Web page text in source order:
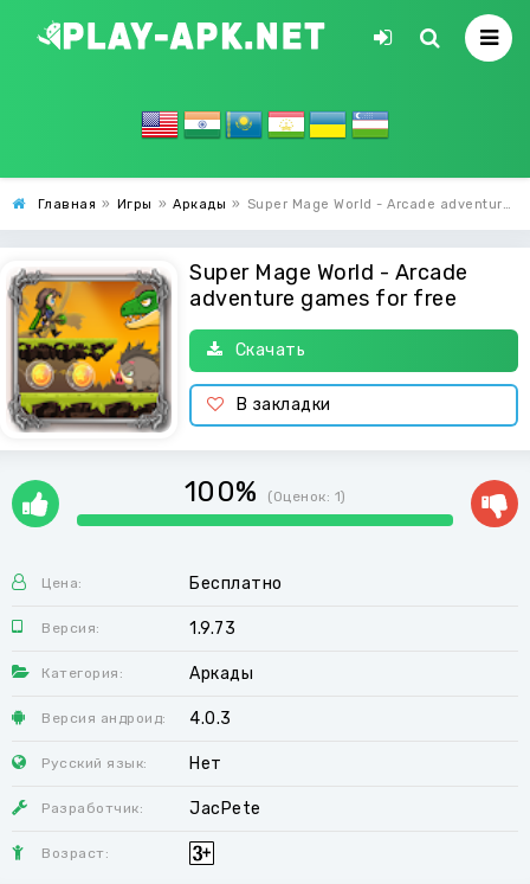
Главная » Игры » Аркады » Super Mage World - Arcade adventure games for free
Super Mage World - Arcade
adventure games for free
Скачать
В закладки
100% (Оценок: 1)
Цена: Бесплатно
Версия: 1.9.73
Категория: Аркады
Версия андроид: 4.0.3
Русский язык: Нет
Разработчик: JacPete
Возраст: